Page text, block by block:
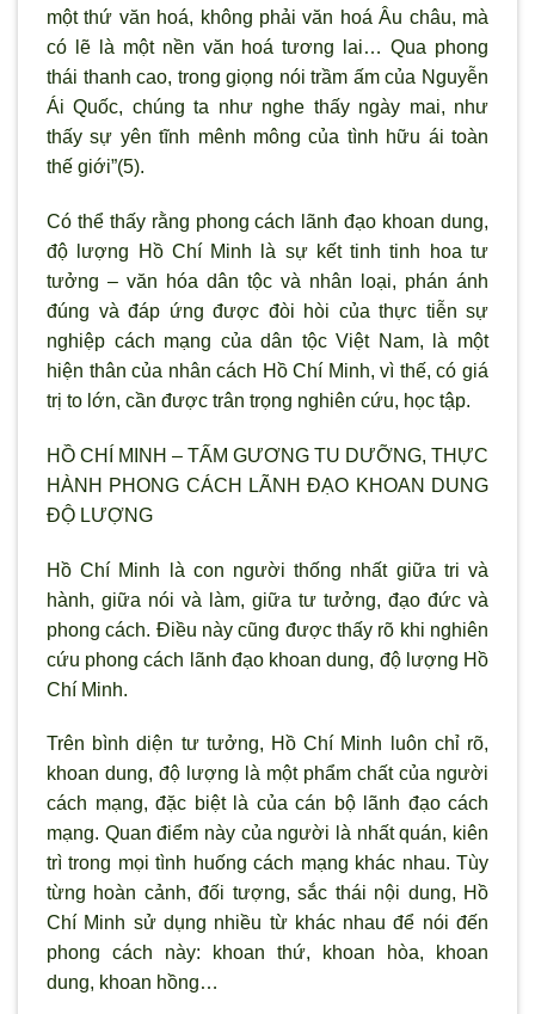
một thứ văn hoá, không phải văn hoá Âu châu, mà
có lẽ là một nền văn hoá tương lai… Qua phong
thái thanh cao, trong giọng nói trầm ấm của Nguyễn
Ái Quốc, chúng ta như nghe thấy ngày mai, như
thấy sự yên tĩnh mênh mông của tình hữu ái toàn
thế giới”(5).
Có thể thấy rằng phong cách lãnh đạo khoan dung,
độ lượng Hồ Chí Minh là sự kết tinh tinh hoa tư
tưởng – văn hóa dân tộc và nhân loại, phán ánh
đúng và đáp ứng được đòi hòi của thực tiễn sự
nghiệp cách mạng của dân tộc Việt Nam, là một
hiện thân của nhân cách Hồ Chí Minh, vì thế, có giá
trị to lớn, cần được trân trọng nghiên cứu, học tập.
HỒ CHÍ MINH – TẤM GƯƠNG TU DƯỠNG, THỰC
HÀNH PHONG CÁCH LÃNH ĐẠO KHOAN DUNG
ĐỘ LƯỢNG
Hồ Chí Minh là con người thống nhất giữa tri và
hành, giữa nói và làm, giữa tư tưởng, đạo đức và
phong cách. Điều này cũng được thấy rõ khi nghiên
cứu phong cách lãnh đạo khoan dung, độ lượng Hồ
Chí Minh.
Trên bình diện tư tưởng, Hồ Chí Minh luôn chỉ rõ,
khoan dung, độ lượng là một phẩm chất của người
cách mạng, đặc biệt là của cán bộ lãnh đạo cách
mạng. Quan điểm này của người là nhất quán, kiên
trì trong mọi tình huống cách mạng khác nhau. Tùy
từng hoàn cảnh, đối tượng, sắc thái nội dung, Hồ
Chí Minh sử dụng nhiều từ khác nhau để nói đến
phong cách này: khoan thứ, khoan hòa, khoan
dung, khoan hồng…